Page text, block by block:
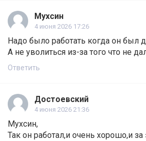
Мухсин
4 июня 2026 17:26
Надо было работать когда он был
А не уволиться из-за того что не
Ответить
Достоевский
4 июня 2026 21:36
Мухсин,
Так он работал,и очень хорошо,и за